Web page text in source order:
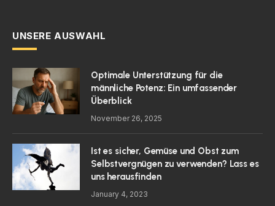
UNSERE AUSWAHL
Optimale Unterstützung für die
männliche Potenz: Ein umfassender
Überblick
November 26, 2025
Ist es sicher, Gemüse und Obst zum
Selbstvergnügen zu verwenden? Lass es
uns herausfinden
January 4, 2023